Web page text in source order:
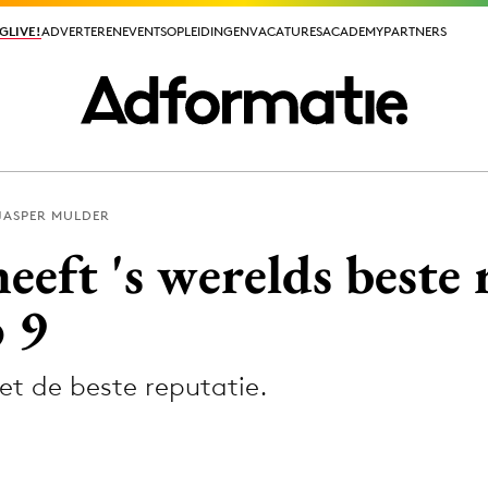
ADVERTERENEVENTSOPLEIDINGENVACATURESACADEMYPARTNERS
ADVERTERENEVENTSOPLEIDINGENVACATURESACADEMYPARTNERS
Media
MULDER
's werelds beste
9
de beste reputatie.